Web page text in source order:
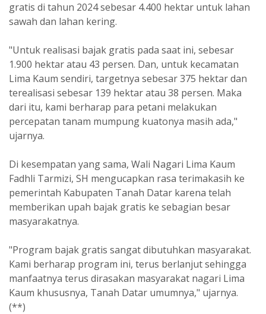
gratis di tahun 2024 sebesar 4.400 hektar untuk lahan
sawah dan lahan kering.
"Untuk realisasi bajak gratis pada saat ini, sebesar
1.900 hektar atau 43 persen. Dan, untuk kecamatan
Lima Kaum sendiri, targetnya sebesar 375 hektar dan
terealisasi sebesar 139 hektar atau 38 persen. Maka
dari itu, kami berharap para petani melakukan
percepatan tanam mumpung kuatonya masih ada,"
ujarnya.
Di kesempatan yang sama, Wali Nagari Lima Kaum
Fadhli Tarmizi, SH mengucapkan rasa terimakasih ke
pemerintah Kabupaten Tanah Datar karena telah
memberikan upah bajak gratis ke sebagian besar
masyarakatnya.
"Program bajak gratis sangat dibutuhkan masyarakat.
Kami berharap program ini, terus berlanjut sehingga
manfaatnya terus dirasakan masyarakat nagari Lima
Kaum khususnya, Tanah Datar umumnya," ujarnya.
(**)